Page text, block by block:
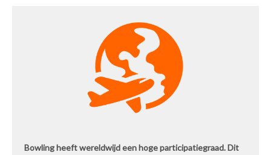
Bowling heeft wereldwijd een hoge participatiegraad. Dit